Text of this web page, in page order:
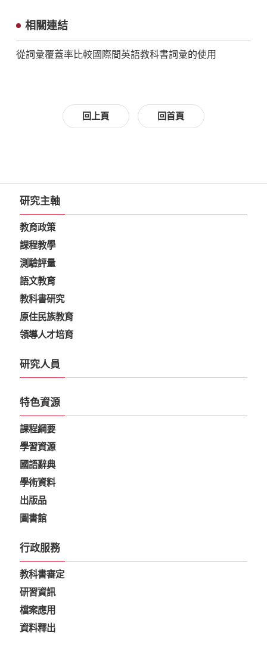
相關連結
從詞彙覆蓋率比較國際間英語教科書詞彙的使用
回上頁 回首頁
研究主軸
教育政策
課程教學
測驗評量
語文教育
教科書研究
原住民族教育
領導人才培育
研究人員
特色資源
課程綱要
學習資源
國語辭典
學術資料
出版品
圖書館
行政服務
教科書審定
研習資訊
檔案應用
資料釋出